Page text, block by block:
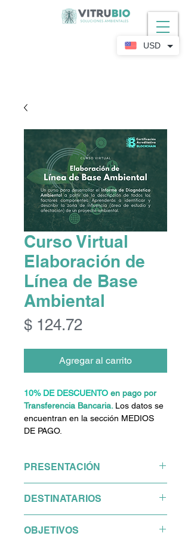
Curso Virtual
Elaboración de
Línea de Base
Ambiental
$ 124.72Precio
Agregar al carrito
10% DE DESCUENTO en pago por
Transferencia Bancaria. Los datos se
encuentran en la sección MEDIOS
DE PAGO.
PRESENTACIÓN
estudio.
Este curso es el tercero de una
serie de seis cursos que
DESTINATARIOS
OBJETIVOS
USD